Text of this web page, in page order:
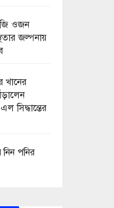
ওজন
জল্পনায়
সিদ্ধান্তের
পনির